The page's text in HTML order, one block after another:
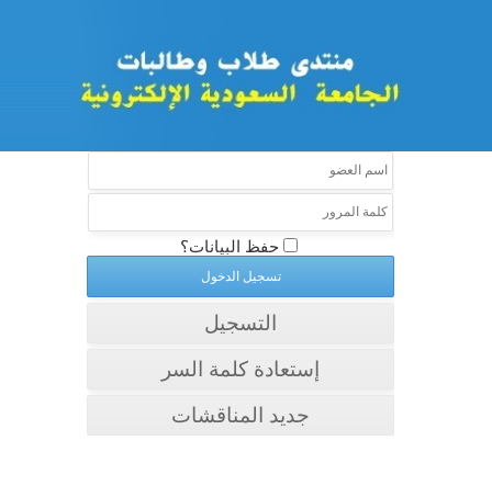
حفظ البيانات؟
التسجيل
إستعادة كلمة السر
جديد المناقشات